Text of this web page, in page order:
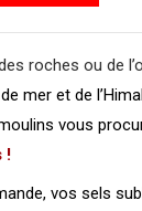
roches ou de
mer et de
vous
!
vos sels